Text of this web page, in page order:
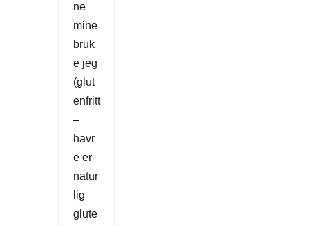
ne
mine
bruk
e jeg
(glut
enfritt
–
havr
e er
natur
lig
glute